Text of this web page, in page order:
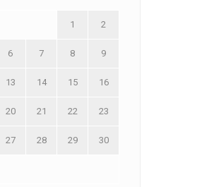
1 2
6 7 8 9
13 14 15 16
20 21 22 23
27 28 29 30